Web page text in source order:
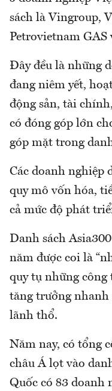
sách là Vingroup,
Petrovietnam
Đây đều là những
đang niêm yết,
động sản, tài
có đóng góp lớn
góp mặt trong
Các doanh nghiệp
quy mô vốn hóa,
cả mức độ phát
Danh sách
năm được coi là
quy tụ những công
tăng trưởng nhanh
lãnh thổ.
Năm nay, có tổng
châu Á lọt vào
Quốc có 83